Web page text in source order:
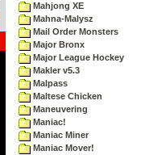
Mahjong XE
Mahna-Malysz
Mail Order Monsters
Major Bronx
Major League Hockey
Makler v5.3
Malpass
Maltese Chicken
Maneuvering
Maniac!
Maniac Miner
Maniac Mover!